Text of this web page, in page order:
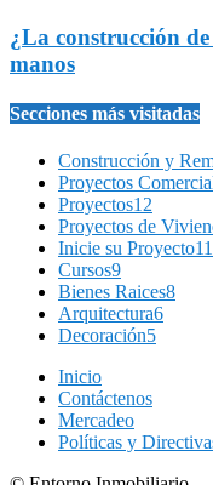
¿La construcción de
manos
Secciones más visitadas
Construcción y
Proyectos
Proyectos12
Proyectos de
Inicie su Proyecto11
Cursos9
Bienes Raices8
Arquitectura6
Decoración5
Inicio
Contáctenos
Mercadeo
Políticas y